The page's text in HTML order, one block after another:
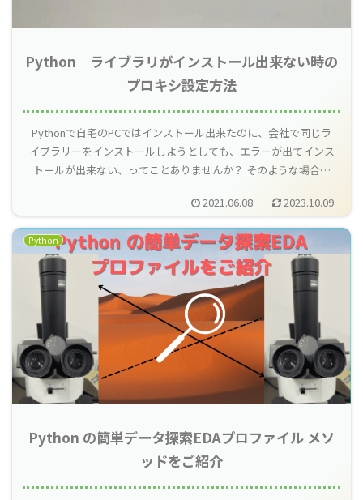
Python ライブラリがインストール出来ない時の
プロキシ設定方法
Pythonで自宅のPCではインストール出来たのに、会社で同じラ
イブラリーをインストールしようとしても、エラーが出てインス
トールが出来ない、ってことありませんか？ そのような場合、
2021.06.08
2023.10.09
Python
Python の簡単データ探索EDAプロファイル メソ
ッドをご紹介